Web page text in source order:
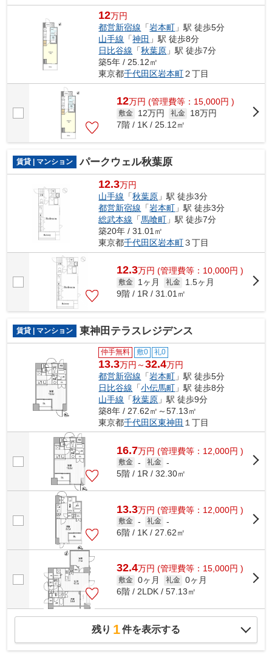
12万円
都営新宿線 「岩本町 」駅 徒歩5分
山手線 「神田 」駅 徒歩8分
日比谷線 「秋葉原 」駅 徒歩7分
築5年 / 25.12㎡
東京都千代田区岩本町２丁目
12万円 (管理費等：15,000円 )
敷金 12万円 礼金
18万円
7階 / 1K / 25.12㎡
賃貸 | マンション パークウェル秋葉原
12.3万円
山手線 「秋葉原 」駅 徒歩3分
都営新宿線 「岩本町 」駅 徒歩3分
総武本線 「馬喰町 」駅 徒歩7分
築20年 / 31.01㎡
東京都千代田区岩本町３丁目
12.3万円 (管理費等：10,000円 )
敷金 1ヶ月 礼金
1.5ヶ月
9階 / 1R / 31.01㎡
賃貸 | マンション 東神田テラスレジデンス
仲手無料 敷0 礼0
13.3万円～32.4万円
都営新宿線 「岩本町 」駅 徒歩5分
日比谷線 「小伝馬町 」駅 徒歩8分
山手線 「秋葉原 」駅 徒歩9分
築8年 / 27.62㎡～57.13㎡
東京都千代田区東神田 １丁目
16.7万円 (管理費等：12,000円 )
敷金 - 礼金 -
5階 / 1R / 32.30㎡
13.3万円 (管理費等：12,000円 )
敷金 - 礼金 -
6階 / 1K / 27.62㎡
32.4万円 (管理費等：15,000円 )
敷金 0ヶ月 礼金 0ヶ月
6階 / 2LDK / 57.13㎡
残り 1件を表示する